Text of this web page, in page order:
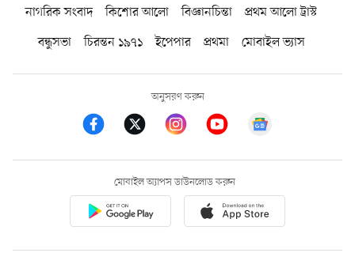
নাগরিক সংবাদ কিশোর আলো বিজ্ঞানচিন্তা
প্রথম আলো ট্রাস্ট
বন্ধুসভা
চিরন্তন ১৯৭১ ইপেপার প্রথমা মোবাইল ভ্যাস
অনুসরণ করুন
মোবাইল অ্যাপস ডাউনলোড করুন